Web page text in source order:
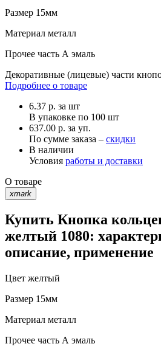
Размер 15мм
Материал металл
Прочее часть А эмаль
Декоративные (лицевые) части
Подробнее о товаре
6.37 р. за шт
В упаковке по 100 шт
637.00 р. за уп.
По сумме заказа – скидки
В наличии
Условия работы и доставки
О товаре
xmark
Купить Кнопка
желтый 1080:
описание, применение
Цвет желтый
Размер 15мм
Материал металл
Прочее часть А эмаль